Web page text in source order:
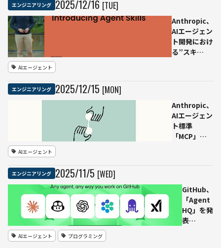
も視野に
エンジニアリング 2025/12/16 [TUE]
Anthropic、
AIエージェン
ト開発におけ
る”スキ
数学の天才か
ら経験豊富な
税務専門家
へ」、スキル
AIエージェント
エンジニアリング 2025/12/15 [MON]
Anthropic、
AIエージェン
ト標準
「MCP」を
AIの共通基盤
AIエージェント
エンジニアリング 2025/11/5 [WED]
GitHub、
「Agent
HQ」を発
表
AIエージェント プログラミング